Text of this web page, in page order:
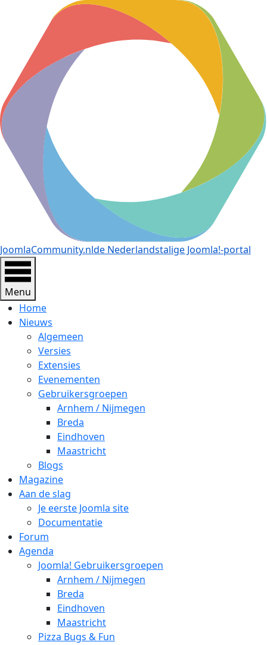
JoomlaCommunity.nlde Nederlandstalige Joomla!-portal
Menu
Home
Nieuws
Algemeen
Versies
Extensies
Evenementen
Gebruikersgroepen
Arnhem / Nijmegen
Breda
Eindhoven
Maastricht
Blogs
Magazine
Aan de slag
Je eerste Joomla site
Documentatie
Forum
Agenda
Joomla! Gebruikersgroepen
Arnhem / Nijmegen
Breda
Eindhoven
Maastricht
Pizza Bugs & Fun